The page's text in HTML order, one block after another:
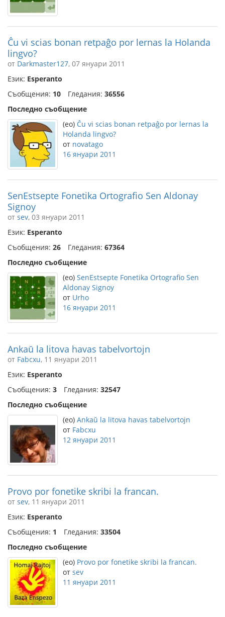
Ĉu vi scias bonan retpaĝo por lernas la Holanda
lingvo?
от Darkmaster127, 07 януари 2011
Език: Esperanto
Съобщения: 10 Гледания: 36556
Последно съобщение
(eo) Ĉu vi scias bonan retpaĝo por lernas la
Holanda lingvo?
от novatago
16 януари 2011
SenEstsepte Fonetika Ortografio Sen Aldonay
Signoy
от sev, 03 януари 2011
Език: Esperanto
Съобщения: 26 Гледания: 67364
Последно съобщение
(eo) SenEstsepte Fonetika Ortografio Sen
Aldonay Signoy
от Urho
16 януари 2011
Ankaŭ la litova havas tabelvortojn
от Fabcxu, 11 януари 2011
Език: Esperanto
Съобщения: 3 Гледания: 32547
Последно съобщение
(eo) Ankaŭ la litova havas tabelvortojn
от Fabcxu
12 януари 2011
Provo por fonetike skribi la francan.
от sev, 11 януари 2011
Език: Esperanto
Съобщения: 1 Гледания: 33504
Последно съобщение
(eo) Provo por fonetike skribi la francan.
от sev
11 януари 2011